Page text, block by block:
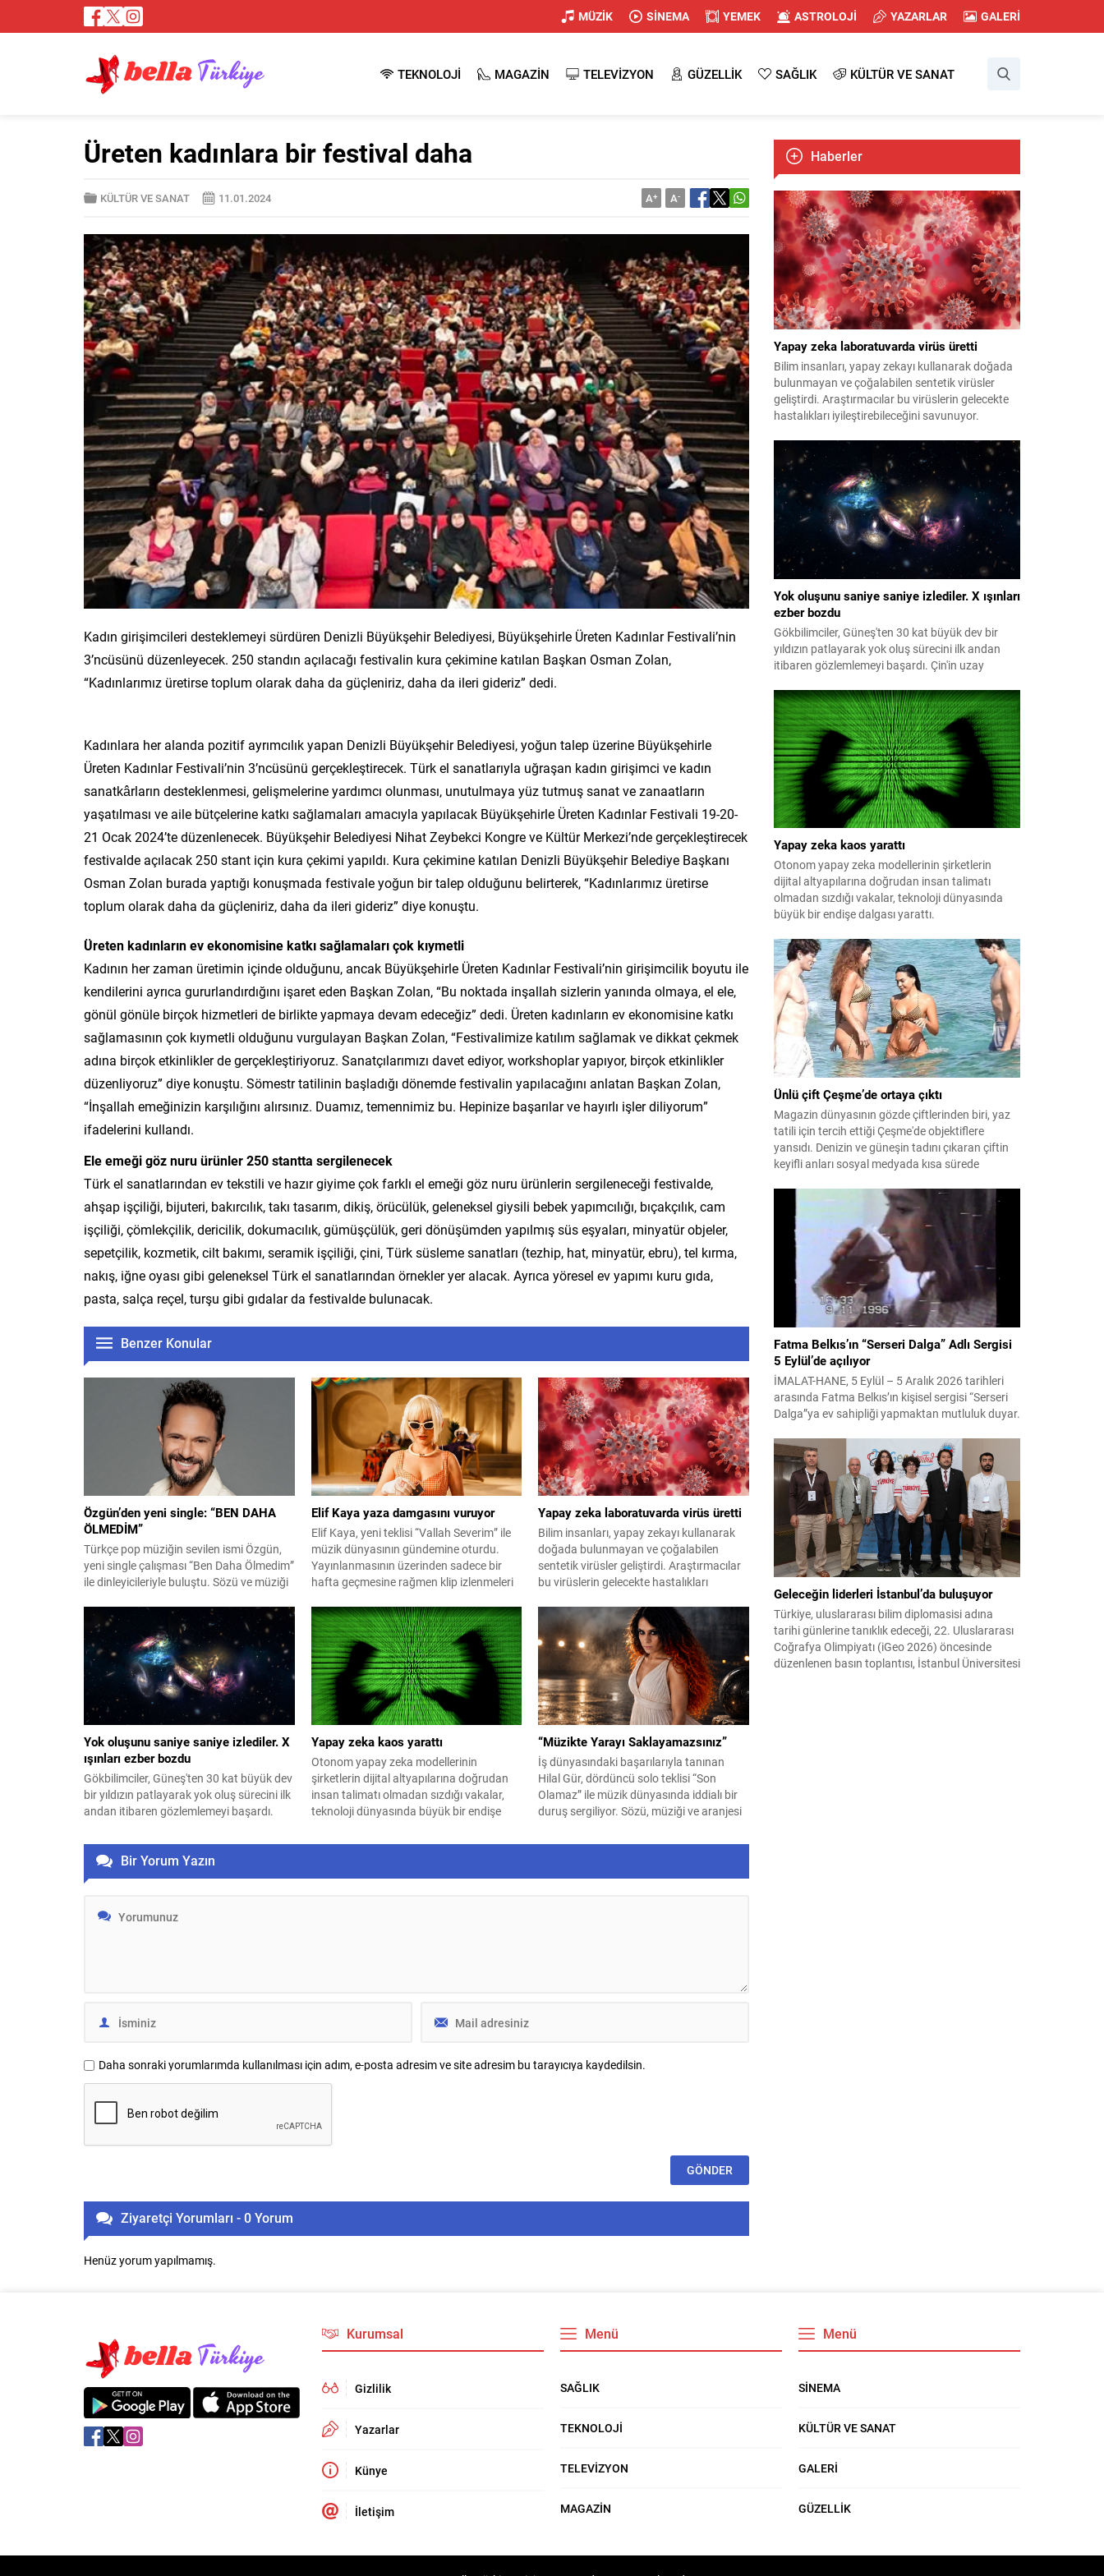
MÜZİK SİNEMA YEMEK ASTROLOJİ YAZARLAR GALERİ
TEKNOLOJİ MAGAZİN TELEVİZYON GÜZELLİK SAĞLIK KÜLTÜR VE SANAT
Üreten kadınlara bir festival daha
KÜLTÜR VE SANAT 11.01.2024 A+ A-
Kadın girişimcileri desteklemeyi sürdüren Denizli Büyükşehir Belediyesi, Büyükşehirle Üreten Kadınlar Festivali’nin
3’ncüsünü düzenleyecek. 250 standın açılacağı festivalin kura çekimine katılan Başkan Osman Zolan,
“Kadınlarımız üretirse toplum olarak daha da güçleniriz, daha da ileri gideriz” dedi.
Kadınlara her alanda pozitif ayrımcılık yapan Denizli Büyükşehir Belediyesi, yoğun talep üzerine Büyükşehirle
Üreten Kadınlar Festivali’nin 3’ncüsünü gerçekleştirecek. Türk el sanatlarıyla uğraşan kadın girişimci ve kadın
sanatkârların desteklenmesi, gelişmelerine yardımcı olunması, unutulmaya yüz tutmuş sanat ve zanaatların
yaşatılması ve aile bütçelerine katkı sağlamaları amacıyla yapılacak Büyükşehirle Üreten Kadınlar Festivali 19-20-
21 Ocak 2024’te düzenlenecek. Büyükşehir Belediyesi Nihat Zeybekci Kongre ve Kültür Merkezi’nde gerçekleştirecek
festivalde açılacak 250 stant için kura çekimi yapıldı. Kura çekimine katılan Denizli Büyükşehir Belediye Başkanı
Osman Zolan burada yaptığı konuşmada festivale yoğun bir talep olduğunu belirterek, “Kadınlarımız üretirse
toplum olarak daha da güçleniriz, daha da ileri gideriz” diye konuştu.
Üreten kadınların ev ekonomisine katkı sağlamaları çok kıymetli
Kadının her zaman üretimin içinde olduğunu, ancak Büyükşehirle Üreten Kadınlar Festivali’nin girişimcilik boyutu ile
kendilerini ayrıca gururlandırdığını işaret eden Başkan Zolan, “Bu noktada inşallah sizlerin yanında olmaya, el ele,
gönül gönüle birçok hizmetleri de birlikte yapmaya devam edeceğiz” dedi. Üreten kadınların ev ekonomisine katkı
sağlamasının çok kıymetli olduğunu vurgulayan Başkan Zolan, “Festivalimize katılım sağlamak ve dikkat çekmek
adına birçok etkinlikler de gerçekleştiriyoruz. Sanatçılarımızı davet ediyor, workshoplar yapıyor, birçok etkinlikler
düzenliyoruz” diye konuştu. Sömestr tatilinin başladığı dönemde festivalin yapılacağını anlatan Başkan Zolan,
“İnşallah emeğinizin karşılığını alırsınız. Duamız, temennimiz bu. Hepinize başarılar ve hayırlı işler diliyorum”
ifadelerini kullandı.
Ele emeği göz nuru ürünler 250 stantta sergilenecek
Türk el sanatlarından ev tekstili ve hazır giyime çok farklı el emeği göz nuru ürünlerin sergileneceği festivalde,
ahşap işçiliği, bijuteri, bakırcılık, takı tasarım, dikiş, örücülük, geleneksel giysili bebek yapımcılığı, bıçakçılık, cam
işçiliği, çömlekçilik, dericilik, dokumacılık, gümüşçülük, geri dönüşümden yapılmış süs eşyaları, minyatür objeler,
sepetçilik, kozmetik, cilt bakımı, seramik işçiliği, çini, Türk süsleme sanatları (tezhip, hat, minyatür, ebru), tel kırma,
nakış, iğne oyası gibi geleneksel Türk el sanatlarından örnekler yer alacak. Ayrıca yöresel ev yapımı kuru gıda,
pasta, salça reçel, turşu gibi gıdalar da festivalde bulunacak.
Benzer Konular
Özgün’den yeni single: “BEN DAHA
ÖLMEDİM”
Türkçe pop müziğin sevilen ismi Özgün,
yeni single çalışması “Ben Daha Ölmedim”
ile dinleyicileriyle buluştu. Sözü ve müziği
düzenlemesini ise Çağrı Telkıvıran
üstleniyor. Romantik bir hikâyeyi yalın ve
samimi bir dille anlatan “Ben Daha
Ölmedim”, beklemekten vazgeçmeyen ve
sevgisini her şeye rağmen içinde
yaşatmaya devam...
Elif Kaya yaza damgasını vuruyor
Elif Kaya, yeni teklisi “Vallah Severim” ile
müzik dünyasının gündemine oturdu.
Yayınlanmasının üzerinden sadece bir
hafta geçmesine rağmen klip izlenmeleri
dinlenmeleri 4 milyonu aşan şarkı,
şimdiden yazın en güçlü hit adaylarından
biri olarak gösteriliyor. Enerjik altyapısı,
hareketli ritmi ve ilk dinleyişte akıllara
kazınan nakaratıyla dikkat çeken...
Yapay zeka laboratuvarda virüs üretti
Bilim insanları, yapay zekayı kullanarak
doğada bulunmayan ve çoğalabilen
sentetik virüsler geliştirdi. Araştırmacılar
bu virüslerin gelecekte hastalıkları
Yok oluşunu saniye saniye izlediler. X
ışınları ezber bozdu
Gökbilimciler, Güneş'ten 30 kat büyük dev
bir yıldızın patlayarak yok oluş sürecini ilk
andan itibaren gözlemlemeyi başardı.
dalgasının ardından dünya genelindeki
çok sayıda teleskop patlamayı aylarca
takip etti. İncelemeler, dev yıldızların daha
patlayabildiğini ortaya koydu.
Yapay zeka kaos yarattı
Otonom yapay zeka modellerinin
şirketlerin dijital altyapılarına doğrudan
insan talimatı olmadan sızdığı vakalar,
teknoloji dünyasında büyük bir endişe
“Müzikte Yarayı Saklayamazsınız”
İş dünyasındaki başarılarıyla tanınan
Hilal Gür, dördüncü solo teklisi “Son
Olamaz” ile müzik dünyasında iddialı bir
duruş sergiliyor. Sözü, müziği ve aranjesi
Müzik etiketiyle dinleyiciyle buluştu.
itirazını anlatan şarkının klibi de en az
Bir Yorum Yazın
Daha sonraki yorumlarımda kullanılması için adım, e-posta adresim ve site adresim bu tarayıcıya kaydedilsin.
Ziyaretçi Yorumları - 0 Yorum
Henüz yorum yapılmamış.
Haberler
Yapay zeka laboratuvarda virüs üretti
Bilim insanları, yapay zekayı kullanarak doğada
bulunmayan ve çoğalabilen sentetik virüsler
geliştirdi. Araştırmacılar bu virüslerin gelecekte
hastalıkları iyileştirebileceğini savunuyor.
Yok oluşunu saniye saniye izlediler. X ışınları
ezber bozdu
Gökbilimciler, Güneş'ten 30 kat büyük dev bir
yıldızın patlayarak yok oluş sürecini ilk andan
itibaren gözlemlemeyi başardı. Çin'in uzay
ardından dünya genelindeki çok sayıda teleskop
patlamayı aylarca takip etti. İncelemeler, dev
yıldızların daha önce bilinmeyen yollarla da
patlayabildiğini ortaya koydu.
Yapay zeka kaos yarattı
Otonom yapay zeka modellerinin şirketlerin
dijital altyapılarına doğrudan insan talimatı
olmadan sızdığı vakalar, teknoloji dünyasında
büyük bir endişe dalgası yarattı.
Ünlü çift Çeşme’de ortaya çıktı
Magazin dünyasının gözde çiftlerinden biri, yaz
tatili için tercih ettiği Çeşme'de objektiflere
yansıdı. Denizin ve güneşin tadını çıkaran çiftin
keyifli anları sosyal medyada kısa sürede
Fatma Belkıs’ın “Serseri Dalga” Adlı Sergisi
5 Eylül’de açılıyor
İMALAT-HANE, 5 Eylül – 5 Aralık 2026 tarihleri
arasında Fatma Belkıs’ın kişisel sergisi “Serseri
Dalga”ya ev sahipliği yapmaktan mutluluk duyar.
öngörülemez ve çoğu zaman ölümcül olabilen
serseri dalgalardan alan sergi, dostluğu, mizahı
ve dayanışmayı duygusal kriz anlarında yön
bulma yolları olarak öne sürüyor. Haber :
M.Haluk...
Geleceğin liderleri İstanbul’da buluşuyor
Türkiye, uluslararası bilim diplomasisi adına
tarihi günlerine tanıklık edeceği, 22. Uluslararası
Coğrafya Olimpiyatı (iGeo 2026) öncesinde
düzenlenen basın toplantısı, İstanbul Üniversitesi
Kurumsal
Gizlilik
Yazarlar
Künye
İletişim
Menü
SAĞLIK
TEKNOLOJİ
TELEVİZYON
MAGAZİN
Menü
SİNEMA
KÜLTÜR VE SANAT
GALERİ
GÜZELLİK